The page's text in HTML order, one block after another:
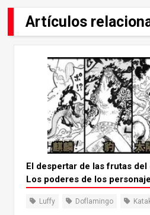
Artículos
El despertar de las frutas del
Los poderes de los
Luffy Doflamingo